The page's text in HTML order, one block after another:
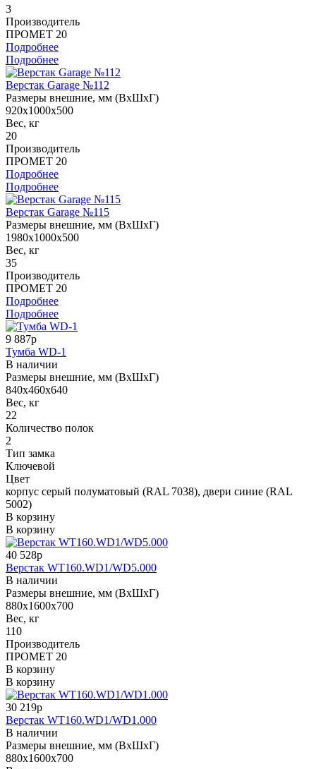
3
Производитель
ПРОМЕТ 20
Подробнее
Подробнее
Верстак Garage №112
Размеры внешние, мм (ВхШхГ)
920x1000x500
Вес, кг
20
Производитель
ПРОМЕТ 20
Подробнее
Подробнее
Верстак Garage №115
Размеры внешние, мм (ВхШхГ)
1980x1000x500
Вес, кг
35
Производитель
ПРОМЕТ 20
Подробнее
Подробнее
9 887р
Тумба WD-1
В наличии
Размеры внешние, мм (ВхШхГ)
840x460x640
Вес, кг
22
Количество полок
2
Тип замка
Ключевой
Цвет
корпус серый полуматовый (RAL 7038), двери синие (RAL
5002)
В корзину
В корзину
40 528р
Верстак WT160.WD1/WD5.000
В наличии
Размеры внешние, мм (ВхШхГ)
880x1600x700
Вес, кг
110
Производитель
ПРОМЕТ 20
В корзину
В корзину
30 219р
Верстак WT160.WD1/WD1.000
В наличии
Размеры внешние, мм (ВхШхГ)
880x1600x700